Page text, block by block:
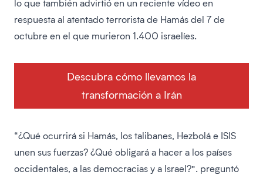
lo que también advirtió en un reciente vídeo en
respuesta al atentado terrorista de Hamás del 7 de
octubre en el que murieron 1.400 israelíes.
Descubra cómo llevamos la
transformación a Irán
“¿Qué ocurrirá si Hamás, los talibanes, Hezbolá e ISIS
unen sus fuerzas? ¿Qué obligará a hacer a los países
occidentales, a las democracias y a Israel?”. preguntó